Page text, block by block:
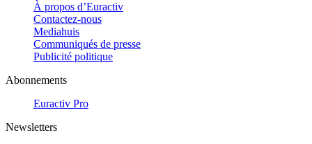
À propos d’Euractiv
Contactez-nous
Mediahuis
Communiqués de presse
Publicité politique
Abonnements
Euractiv Pro
Newsletters